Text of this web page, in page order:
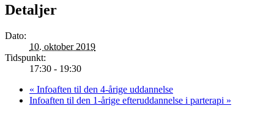
Detaljer
Dato:
10. oktober 2019
Tidspunkt:
17:30 - 19:30
« Infoaften til den 4-årige uddannelse
Infoaften til den 1-årige efteruddannelse i parterapi »